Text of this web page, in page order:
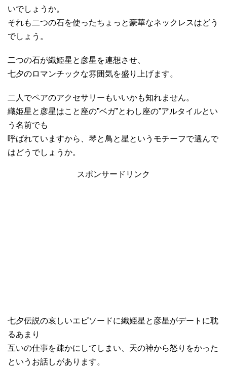
いでしょうか。
それも二つの石を使ったちょっと豪華なネックレスはどう
でしょう。
二つの石が織姫星と彦星を連想させ、
七夕のロマンチックな雰囲気を盛り上げます。
二人でペアのアクセサリーもいいかも知れません。
織姫星と彦星はこと座の”ベガ”とわし座の”アルタイルとい
う名前でも
呼ばれていますから、琴と鳥と星というモチーフで選んで
はどうでしょうか。
スポンサードリンク
七夕伝説の哀しいエピソードに織姫星と彦星がデートに耽
るあまり
互いの仕事を疎かにしてしまい、天の神から怒りをかった
というお話しがあります。